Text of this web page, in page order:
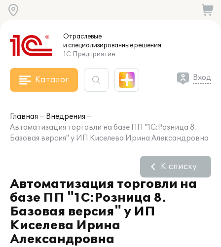
Отраслевые
и специализированныерешения
1С:Предприятие
Каталог Вход
Главная
Внедрения
Автоматизация торговли на базе ПП "1С:Розница 8.
Базовая версия" у ИП Киселева Ирина Александровна
Автоматизация торговли на
базе ПП "1С:Розница 8.
Базовая версия" у ИП
Киселева Ирина
Александровна
К списку